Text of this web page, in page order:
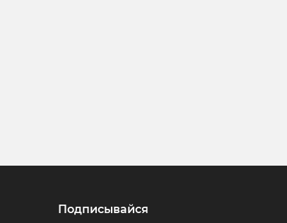
Подписывайся